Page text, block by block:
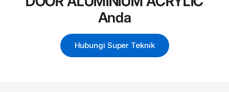
Anda
Hubungi Super Teknik